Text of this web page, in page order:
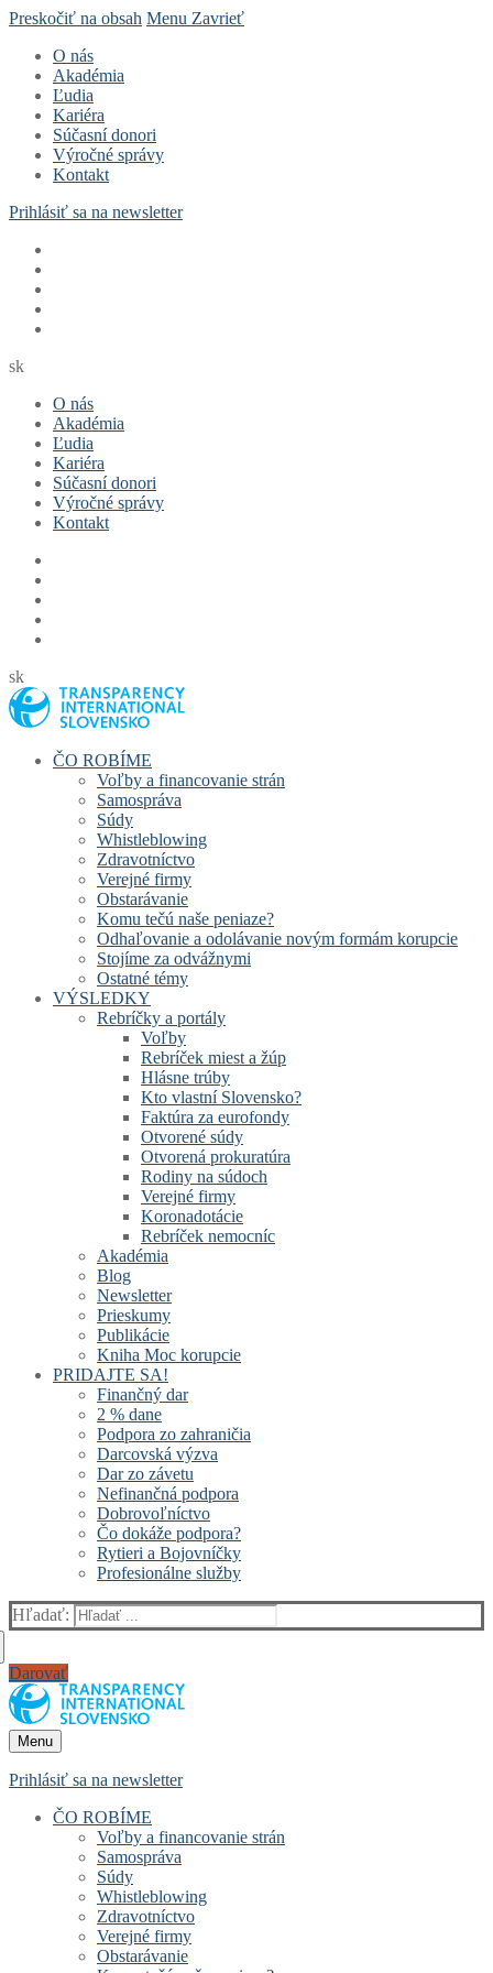
Preskočiť na obsah Menu Zavrieť
O nás
Akadémia
Ľudia
Kariéra
Súčasní donori
Výročné správy
Kontakt
Prihlásiť sa na newsletter
sk
O nás
Akadémia
Ľudia
Kariéra
Súčasní donori
Výročné správy
Kontakt
sk
ČO ROBÍME
Voľby a financovanie strán
Samospráva
Súdy
Whistleblowing
Zdravotníctvo
Verejné firmy
Obstarávanie
Komu tečú naše peniaze?
Odhaľovanie a odolávanie novým formám korupcie
Stojíme za odvážnymi
Ostatné témy
VÝSLEDKY
Rebríčky a portály
Voľby
Rebríček miest a žúp
Hlásne trúby
Kto vlastní Slovensko?
Faktúra za eurofondy
Otvorené súdy
Otvorená prokuratúra
Rodiny na súdoch
Verejné firmy
Koronadotácie
Rebríček nemocníc
Akadémia
Blog
Newsletter
Prieskumy
Publikácie
Kniha Moc korupcie
PRIDAJTE SA!
Finančný dar
2 % dane
Podpora zo zahraničia
Darcovská výzva
Dar zo závetu
Nefinančná podpora
Dobrovoľníctvo
Čo dokáže podpora?
Rytieri a Bojovníčky
Profesionálne služby
Hľadať:
Darovať
Menu
Prihlásiť sa na newsletter
ČO ROBÍME
Voľby a financovanie strán
Samospráva
Súdy
Whistleblowing
Zdravotníctvo
Verejné firmy
Obstarávanie